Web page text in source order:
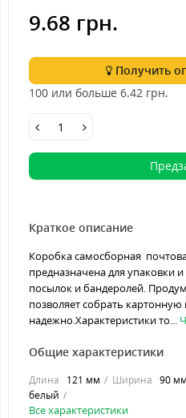
9.68 грн.
Получить
100 или больше 6.42 грн.
Краткое описание
Коробка самосборная
предназначена для упаковки
посылок и бандеролей.
позволяет собрать
надежно.Характеристики то...
Общие характеристики
Длина 121 мм Ширина 90 мм
белый
Все характеристики